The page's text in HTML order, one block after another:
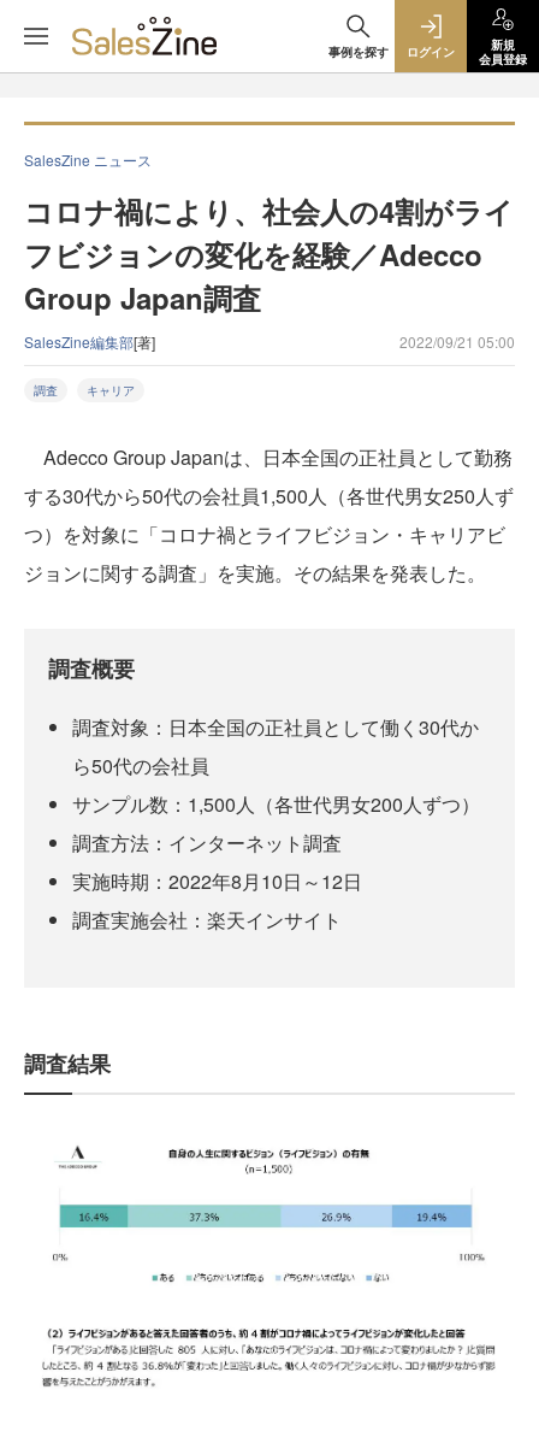
事例を探す ログイン
新規
会員登録
SalesZine ニュース
コロナ禍により、社会人の4割がライ
フビジョンの変化を経験／Adecco
Group Japan調査
SalesZine編集部[著] 2022/09/21 05:00
調査 キャリア
Adecco Group Japanは、日本全国の正社員として勤務
する30代から50代の会社員1,500人（各世代男女250人ず
つ）を対象に「コロナ禍とライフビジョン・キャリアビ
ジョンに関する調査」を実施。その結果を発表した。
調査概要
調査対象：日本全国の正社員として働く30代か
ら50代の会社員
サンプル数：1,500人（各世代男女200人ずつ）
調査方法：インターネット調査
実施時期：2022年8月10日～12日
調査実施会社：楽天インサイト
調査結果